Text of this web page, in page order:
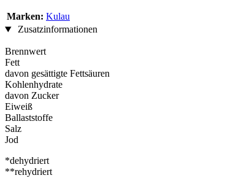
Marken: Kulau
Zusatzinformationen
Brennwert
Fett
davon gesättigte Fettsäuren
Kohlenhydrate
davon Zucker
Eiweiß
Ballaststoffe
Salz
Jod
*dehydriert
**rehydriert